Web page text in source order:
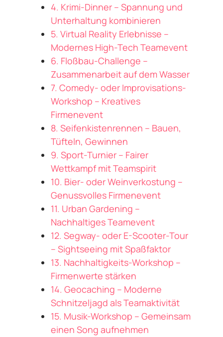
4. Krimi-Dinner – Spannung und
Unterhaltung kombinieren
5. Virtual Reality Erlebnisse –
Modernes High-Tech Teamevent
6. Floßbau-Challenge –
Zusammenarbeit auf dem Wasser
7. Comedy- oder Improvisations-
Workshop – Kreatives
Firmenevent
8. Seifenkistenrennen – Bauen,
Tüfteln, Gewinnen
9. Sport-Turnier – Fairer
Wettkampf mit Teamspirit
10. Bier- oder Weinverkostung –
Genussvolles Firmenevent
11. Urban Gardening –
Nachhaltiges Teamevent
12. Segway- oder E-Scooter-Tour
– Sightseeing mit Spaßfaktor
13. Nachhaltigkeits-Workshop –
Firmenwerte stärken
14. Geocaching – Moderne
Schnitzeljagd als Teamaktivität
15. Musik-Workshop – Gemeinsam
einen Song aufnehmen